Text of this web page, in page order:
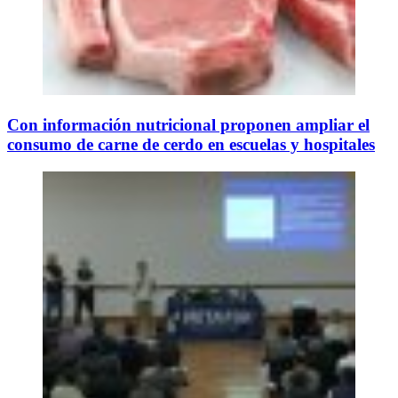
Con información nutricional proponen ampliar el
consumo de carne de cerdo en escuelas y hospitales